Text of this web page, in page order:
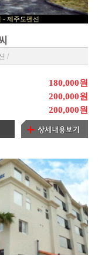
펜션 - 제주도펜션
/
180,000원
200,000원
200,000원